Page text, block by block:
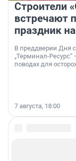
Строители
встречают
праздник
В преддверии Дня
„Терминал-
поводах для
7 августа, 18:00